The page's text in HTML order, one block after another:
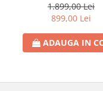
1.899,00 Lei
899,00 Lei
ADAUGA IN